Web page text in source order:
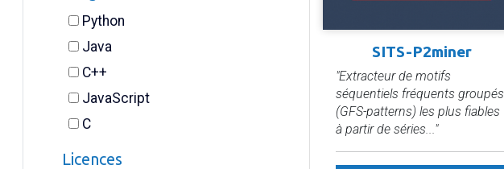
Python
Java
C++
JavaScript
C
Licences
SITS-P2miner
"Extracteur de motifs
séquentiels fréquents groupés
(GFS-patterns) les plus fiables
à partir de séries..."